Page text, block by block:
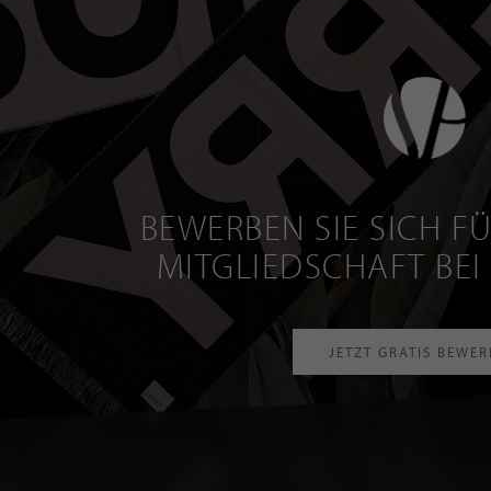
BEWERBEN SIE SICH
MITGLIEDSCHAFT
JETZT GRATIS